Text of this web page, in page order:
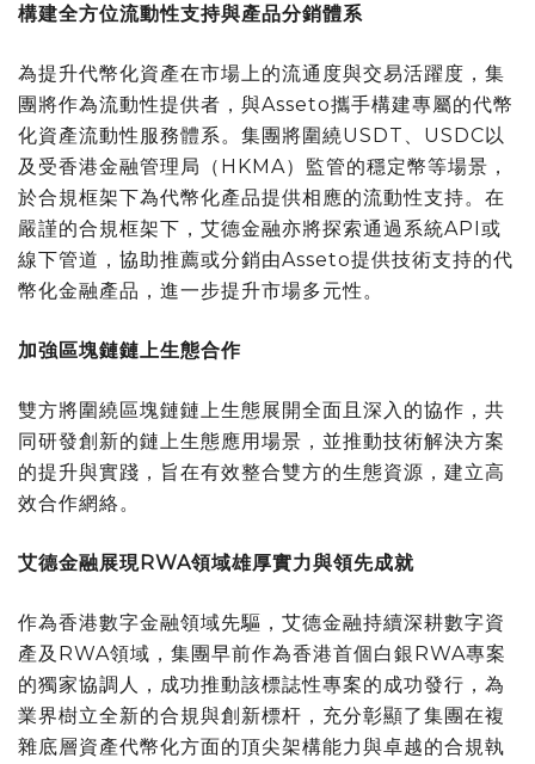
構建全方位流動性支持與產品分銷體系
為提升代幣化資產在市場上的流通度與交易活躍度，集
團將作為流動性提供者，與Asseto攜手構建專屬的代幣
化資產流動性服務體系。集團將圍繞USDT、USDC以
及受香港金融管理局（HKMA）監管的穩定幣等場景，
於合規框架下為代幣化產品提供相應的流動性支持。在
嚴謹的合規框架下，艾德金融亦將探索通過系統API或
線下管道，協助推薦或分銷由Asseto提供技術支持的代
幣化金融產品，進一步提升市場多元性。
加強區塊鏈鏈上生態合作
雙方將圍繞區塊鏈鏈上生態展開全面且深入的協作，共
同研發創新的鏈上生態應用場景，並推動技術解決方案
的提升與實踐，旨在有效整合雙方的生態資源，建立高
效合作網絡。
艾德金融展現RWA領域雄厚實力與領先成就
作為香港數字金融領域先驅，艾德金融持續深耕數字資
產及RWA領域，集團早前作為香港首個白銀RWA專案
的獨家協調人，成功推動該標誌性專案的成功發行，為
業界樹立全新的合規與創新標杆，充分彰顯了集團在複
雜底層資產代幣化方面的頂尖架構能力與卓越的合規執